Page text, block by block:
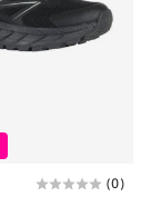
(0)